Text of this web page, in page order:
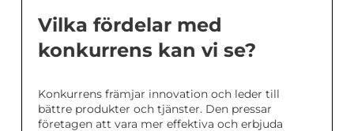
Vilka fördelar med
konkurrens kan vi se?
Konkurrens främjar innovation och leder till
bättre produkter och tjänster. Den pressar
företagen att vara mer effektiva och erbjuda